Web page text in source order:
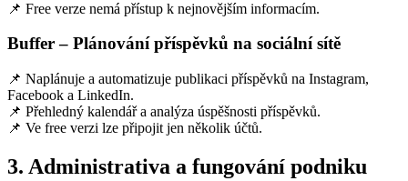
📌 Free verze nemá přístup k nejnovějším informacím.
Buffer – Plánování příspěvků na sociální sítě
📌 Naplánuje a automatizuje publikaci příspěvků na Instagram,
Facebook a LinkedIn.
📌 Přehledný kalendář a analýza úspěšnosti příspěvků.
📌 Ve free verzi lze připojit jen několik účtů.
3. Administrativa a fungování podniku